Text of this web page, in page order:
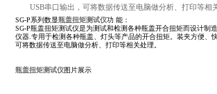
USB串口输出，可将数据传送至电脑做分析、打印等相
SG-P系列数显瓶盖扭矩测试仪功 能：
SG-P瓶盖扭矩测试仪是为测试和检测各种瓶盖开合扭矩而设计制
仪器.专用于检测各种瓶盖、灯头等产品的开合扭矩。装夹方便、
可将数据传送至电脑做分析、打印等相关处理。
瓶盖扭矩测试仪图片展示